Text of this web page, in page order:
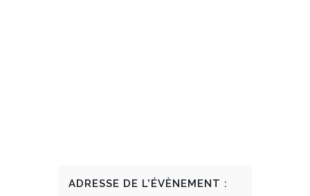
ADRESSE DE L'ÉVÈNEMENT :